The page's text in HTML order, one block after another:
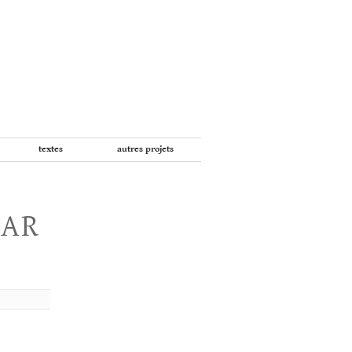
textes autres projets